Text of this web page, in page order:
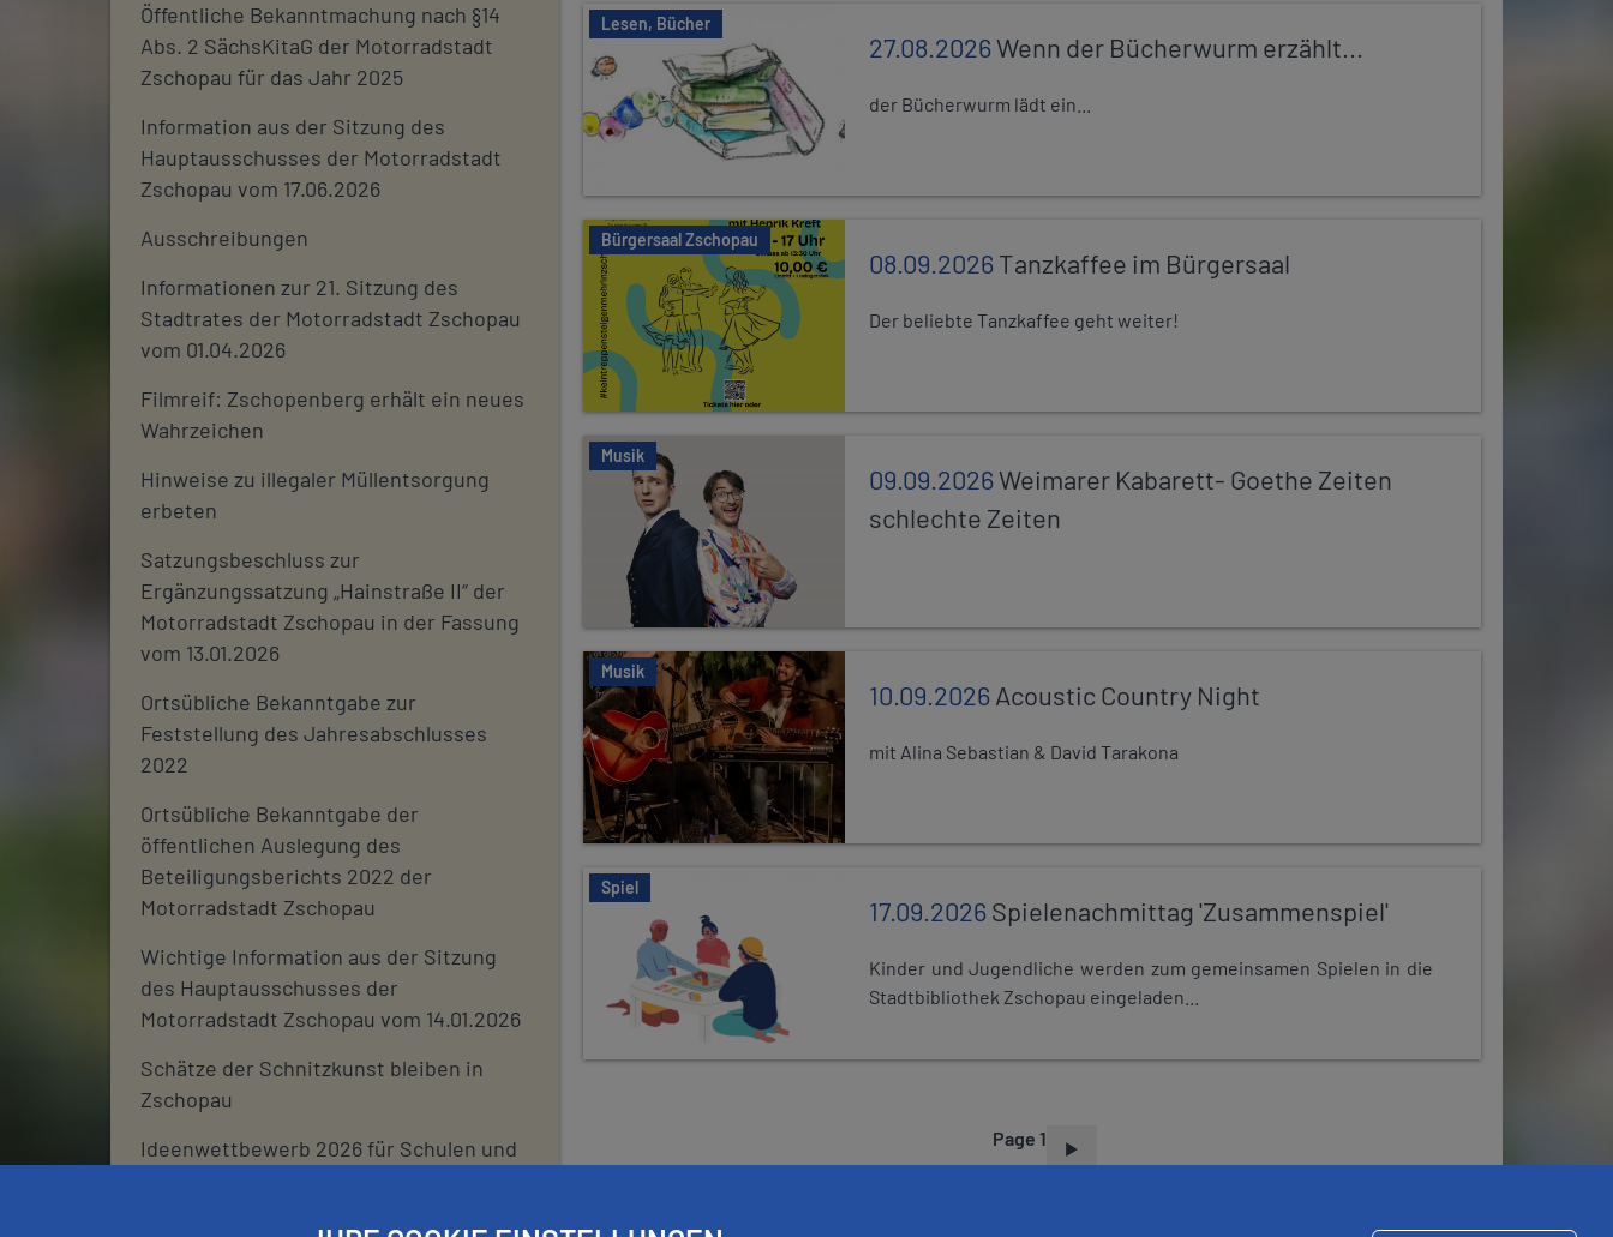
Öffentliche Bekanntmachung nach §14
Abs. 2 SächsKitaG der Motorradstadt
Zschopau für das Jahr 2025
Information aus der Sitzung des
Hauptausschusses der Motorradstadt
Zschopau vom 17.06.2026
Ausschreibungen
Informationen zur 21. Sitzung des
Stadtrates der Motorradstadt Zschopau
vom 01.04.2026
Filmreif: Zschopenberg erhält ein neues
Wahrzeichen
Hinweise zu illegaler Müllentsorgung
erbeten
Satzungsbeschluss zur
Ergänzungssatzung „Hainstraße II“ der
Motorradstadt Zschopau in der Fassung
vom 13.01.2026
Ortsübliche Bekanntgabe zur
Feststellung des Jahresabschlusses
2022
Ortsübliche Bekanntgabe der
öffentlichen Auslegung des
Beteiligungsberichts 2022 der
Motorradstadt Zschopau
Wichtige Information aus der Sitzung
des Hauptausschusses der
Motorradstadt Zschopau vom 14.01.2026
Schätze der Schnitzkunst bleiben in
Zschopau
Ideenwettbewerb 2026 für Schulen und
Stadtjournal 2026: Wir suchen euch
Lesen, Bücher
27.08.2026Wenn der Bücherwurm erzählt...
der Bücherwurm lädt ein...
Bürgersaal Zschopau
08.09.2026Tanzkaffee im Bürgersaal
Der beliebte Tanzkaffee geht weiter!
Musik
09.09.2026Weimarer Kabarett- Goethe Zeiten
schlechte Zeiten
Musik
10.09.2026Acoustic Country Night
mit Alina Sebastian & David Tarakona
Spiel
17.09.2026Spielenachmittag 'Zusammenspiel'
Kinder und Jugendliche werden zum gemeinsamen Spielen in die
Stadtbibliothek Zschopau eingeladen...
P
G
Page 1